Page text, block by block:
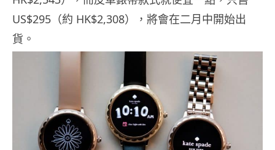
US$295（約 HK$2,308），將會在二月中開始出
貨。